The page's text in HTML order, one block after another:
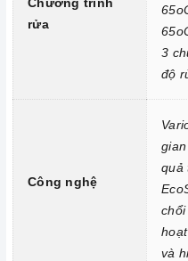
Vệ sinh máy rửa chén định
định kỳ để loại bỏ cặn bẩn,
có thể vệ sinh máy rửa chén
rửa chuyên dụng hoặc bằng
sinh.
Bảo quản máy rửa chén
rửa chén, bạn nên tắt nguồn
cũng nên đóng cửa máy để
nhập.
3. Tại sao nên chọn mua
rửa
3
độ
Công nghệ
quả
chổi
và